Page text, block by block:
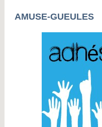
AMUSE-GUEULES